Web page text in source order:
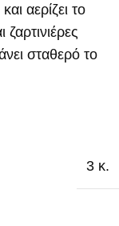
αερίζει το
σταθερό το
3 κ.